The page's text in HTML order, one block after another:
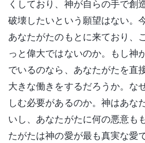
くしており、神が自らの手で創
破壊したいという願望はない。
あなたがたのもとに来ており、
っと偉大ではないのか。もし神
でいるのなら、あなたがたを直
大きな働きをするだろうか。な
しむ必要があるのか。神はあな
いし、あなたがたに何の悪意も
たがたは神の愛が最も真実な愛